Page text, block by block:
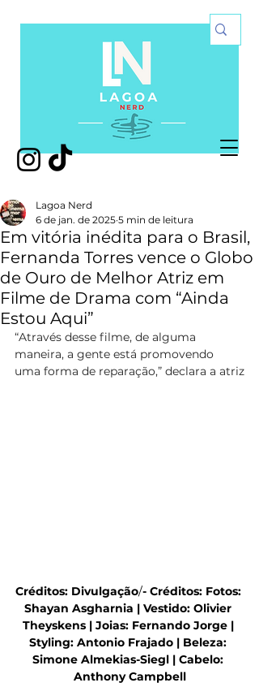
Em vitória inédita para o Brasil,
Fernanda Torres vence o Globo
de Ouro de Melhor Atriz em
Filme de Drama com “Ainda
Estou Aqui”
Lagoa Nerd
6 de jan. de 2025 5 min de leitura
“Através desse filme, de alguma
maneira, a gente está promovendo
uma forma de reparação,” declara a atriz
Créditos: Divulgação/- Créditos: Fotos:
Shayan Asgharnia | Vestido: Olivier
Theyskens | Joias: Fernando Jorge |
Styling: Antonio Frajado | Beleza:
Simone Almekias-Siegl | Cabelo:
Anthony Campbell